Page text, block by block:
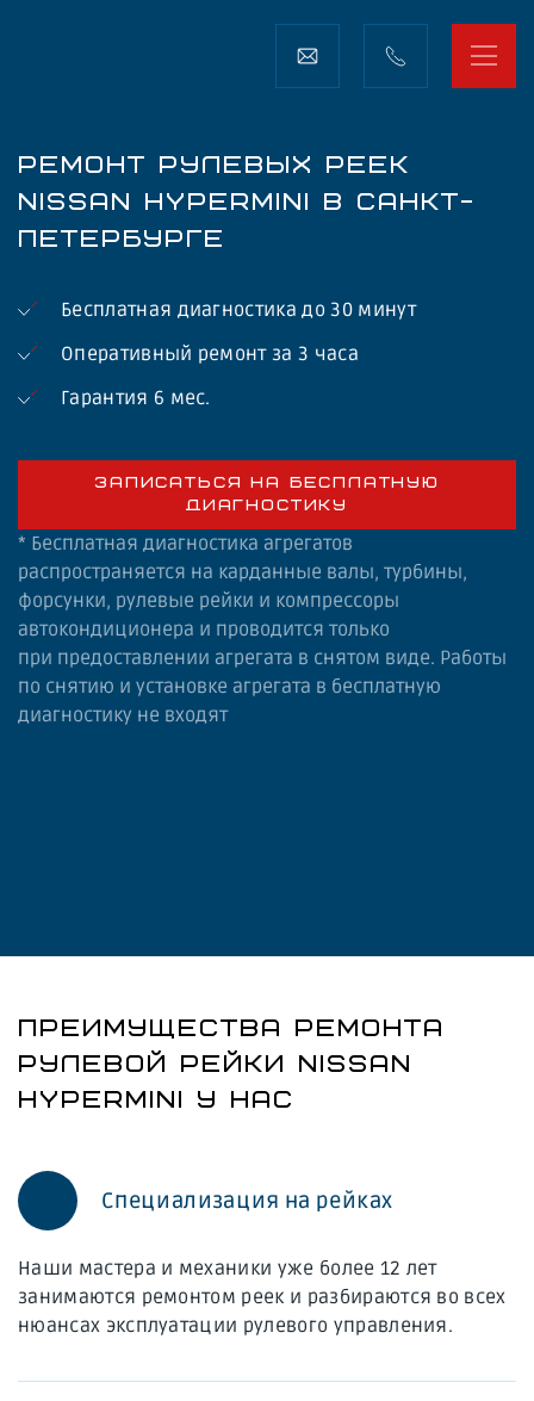
РЕМОНТ РУЛЕВЫХ РЕЕК
NISSAN HYPERMINI В САНКТ-
ПЕТЕРБУРГЕ
Бесплатная диагностика до 30 минут
Оперативный ремонт за 3 часа
Гарантия 6 мес.
ЗАПИСАТЬСЯ НА БЕСПЛАТНУЮ
ДИАГНОСТИКУ
* Бесплатная диагностика агрегатов
распространяется на карданные валы, турбины,
форсунки, рулевые рейки и компрессоры
автокондиционера и проводится только
при предоставлении агрегата в снятом виде. Работы
по снятию и установке агрегата в бесплатную
диагностику не входят
ПРЕИМУЩЕСТВА РЕМОНТА
РУЛЕВОЙ РЕЙКИ NISSAN
HYPERMINI У НАС
Специализация на рейках
Наши мастера и механики уже более 12 лет
занимаются ремонтом реек и разбираются во всех
нюансах эксплуатации рулевого управления.